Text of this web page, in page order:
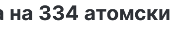
на 334 атомски